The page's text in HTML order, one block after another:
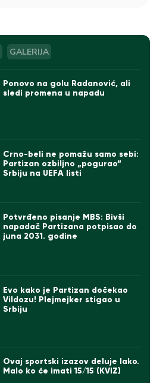
GALERIJA
Ponovo na golu Radanović, ali
sledi promena u napadu
Crno-beli ne pomažu samo sebi:
Partizan ozbiljno „pogurao“
Srbiju na UEFA listi
Potvrđeno pisanje MBS: Bivši
napadač Partizana potpisao do
juna 2031. godine
Evo kako je Partizan dočekao
Vildozu! Plejmejker stigao u
Srbiju
Ovaj sportski izazov deluje lako.
Malo ko će imati 15/15 (KVIZ)